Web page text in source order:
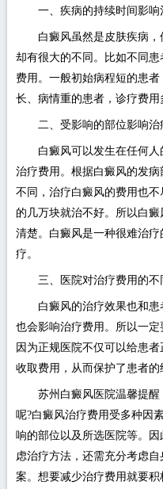
一、疾病的持续时间影响
白癜风虽然是皮肤疾病，
却有很大的不同。比如不同
费用。一般初始病程短的患
长、病情重的患者，诊疗费用
二、受影响的部位影响治
白癜风可以发生在任何人
治疗费用。根据白癜风的发
不同，治疗白癜风的费用也
的几万块就治不好。所以白
清楚。白癜风是一种很难治
疗。
三、医院对治疗费用的不
白癜风的治疗效果也和患
也会影响治疗费用。所以一
因为正规医院不仅可以给患
收取费用，从而保护了患者的
苏州白癜风医院温馨提醒
呢?白癜风治疗费用受多种因
响的部位以及所选医院等。
虑治疗方法，还需充分考虑
案。想要减少治疗费用就要